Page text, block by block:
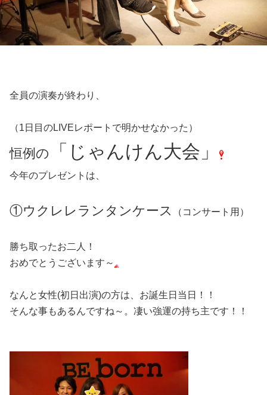
全員の演奏が終わり、
（1日目のLIVEレポートで明かせなかった）
恒例の 「じゃんけん大会」
今年のプレゼントは、
①ウクレレランタンケース （コンサート用）
勝ち取ったお二人！
おめでとうございます～
なんと女性(初日出演)の方は、お誕生日当日！！
そんな事もあるんですね～。凄い強運の持ち主です！！